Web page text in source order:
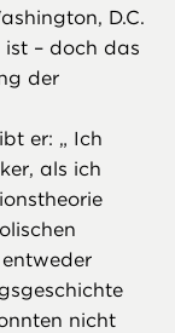
D.C.
– doch das
der
er: „ Ich
als ich
nicht